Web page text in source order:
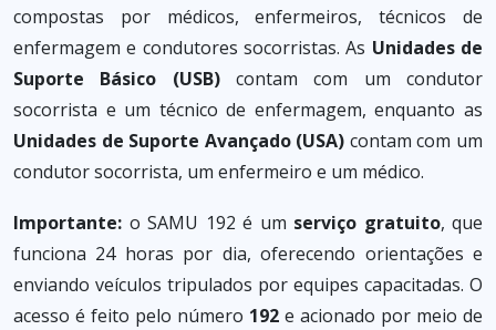
compostas por médicos, enfermeiros, técnicos de
enfermagem e condutores socorristas. As Unidades de
Suporte Básico (USB)contam com um condutor
socorrista e um técnico de enfermagem, enquanto as
Unidades de Suporte Avançado (USA) contam com um
condutor socorrista, um enfermeiro e um médico.
Importante: o SAMU 192 é um serviço gratuito, que
funciona 24 horas por dia, oferecendo orientações e
enviando veículos tripulados por equipes capacitadas. O
acesso é feito pelo número 192 e acionado por meio de